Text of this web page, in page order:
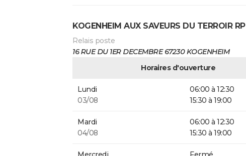
KOGENHEIM AUX SAVEURS DU TERROIR RP
Relais poste
16 RUE DU 1ER DECEMBRE 67230 KOGENHEIM
Horaires d'ouverture
Lundi
03/08
06:00 à 12:30
15:30 à 19:00
Mardi
04/08
06:00 à 12:30
15:30 à 19:00